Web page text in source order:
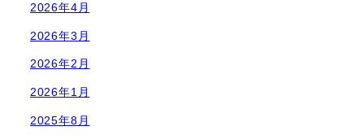
2026年4月
2026年3月
2026年2月
2026年1月
2025年8月